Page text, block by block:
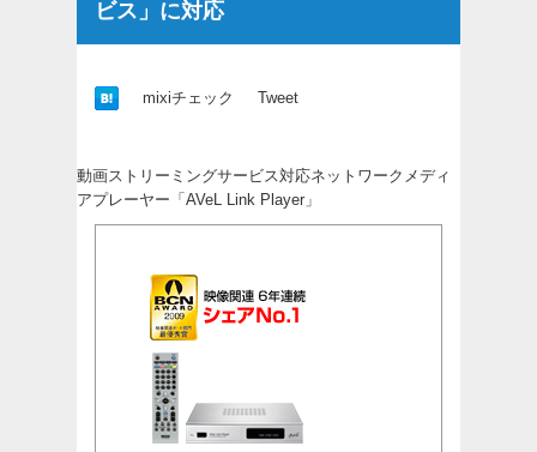
ビス」に対応
mixiチェック Tweet
動画ストリーミングサービス対応ネットワークメディ
アプレーヤー「AVeL Link Player」